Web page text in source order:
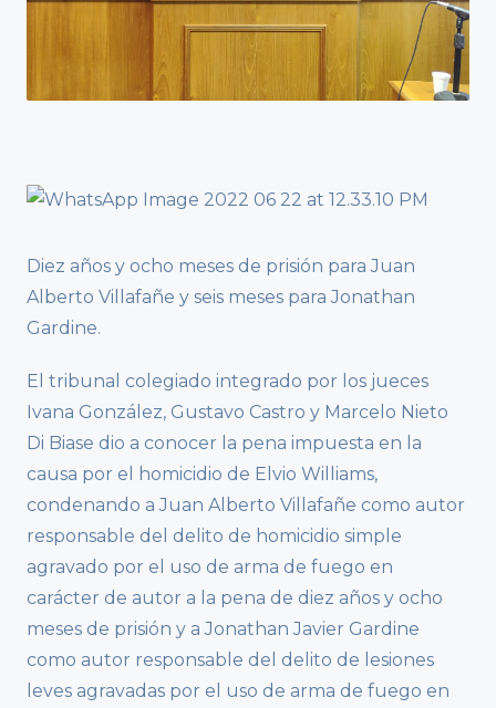
Diez años y ocho meses de prisión para Juan
Alberto Villafañe y seis meses para Jonathan
Gardine.
El tribunal colegiado integrado por los jueces
Ivana González, Gustavo Castro y Marcelo Nieto
Di Biase dio a conocer la pena impuesta en la
causa por el homicidio de Elvio Williams,
condenando a Juan Alberto Villafañe como autor
responsable del delito de homicidio simple
agravado por el uso de arma de fuego en
carácter de autor a la pena de diez años y ocho
meses de prisión y a Jonathan Javier Gardine
como autor responsable del delito de lesiones
leves agravadas por el uso de arma de fuego en